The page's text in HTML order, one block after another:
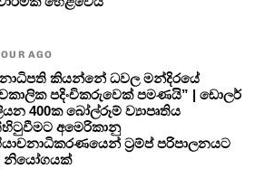
AGO
කියන්නේ ධවල මන්දිරයේ
පදිංචිකරුවෙක් පමණයි” | ඩොලර්
400ක බෝල්රූම් ව්‍යාපෘතිය
අමෙරිකානු
ට්‍රම්ප් පරිපාලනයට
නියෝගයක්